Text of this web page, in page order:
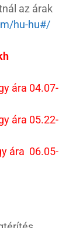
az árak
hu-hu#/
ára 04.07-
ára 05.22-
ára 06.05-